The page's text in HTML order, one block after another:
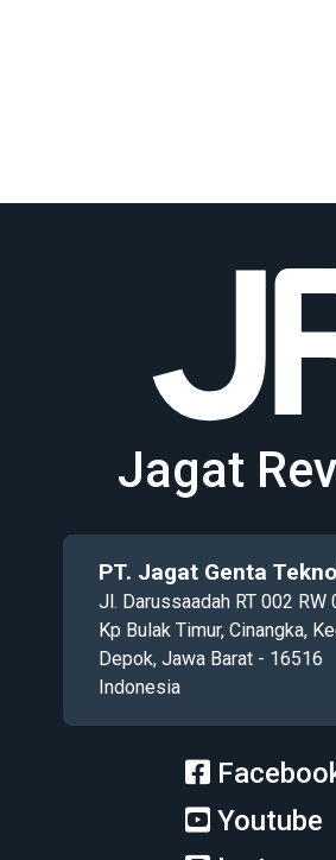
Jagat
PT. Jagat Genta
Jl. Darussaadah RT 002 RW
Kp Bulak Timur, Cinangka,
Depok, Jawa Barat - 16516
Indonesia
Youtube